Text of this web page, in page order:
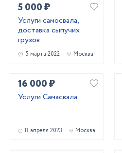
5 000 ₽
Услуги самосвала,
доставка сыпучих
грузов
5 марта 2022 Москва
16 000 ₽
Услуги Самасвала
8 апреля 2023 Москва